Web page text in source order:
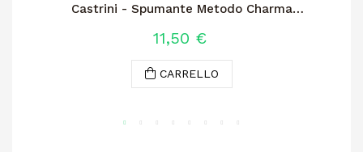
Castrini - Spumante Metodo Charma
11,50 €
CARRELLO